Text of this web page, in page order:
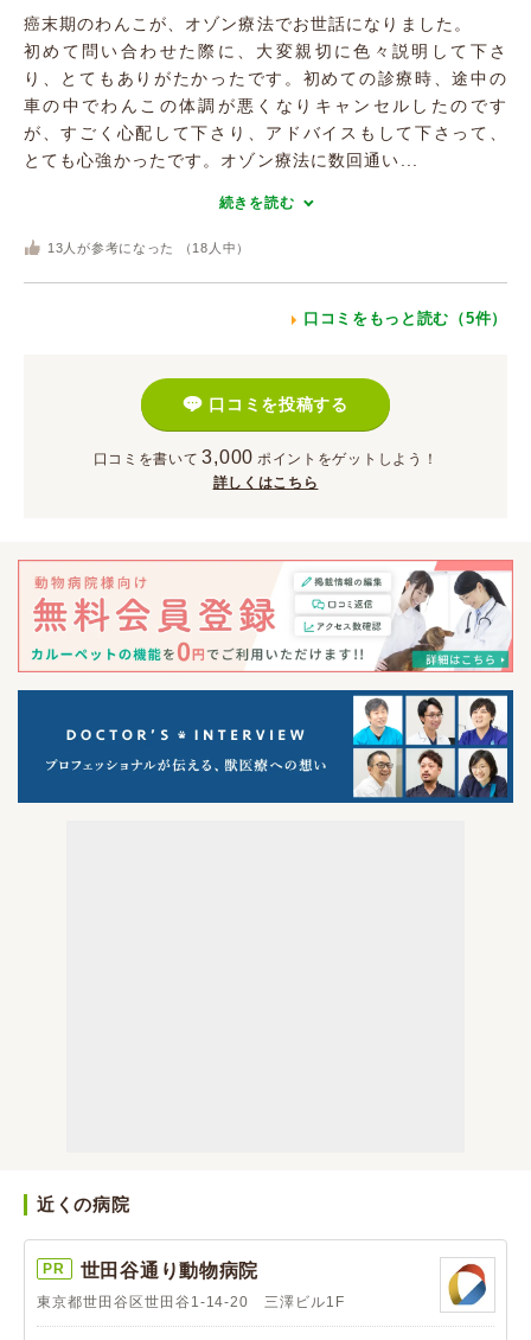
癌末期のわんこが、オゾン療法でお世話になりました。
初めて問い合わせた際に、大変親切に色々説明して下さ
り、とてもありがたかったです。初めての診療時、途中の
車の中でわんこの体調が悪くなりキャンセルしたのです
が、すごく心配して下さり、アドバイスもして下さって、
とても心強かったです。オゾン療法に数回通い...
続きを読む
13 人が参考になった （ 18 人中）
口コミをもっと読む（5件）
口コミを投稿する
口コミを書いて 3,000 ポイント をゲットしよう！
詳しくはこちら
近くの病院
PR 世田谷通り動物病院
東京都世田谷区世田谷1-14-20 三澤ビル1F